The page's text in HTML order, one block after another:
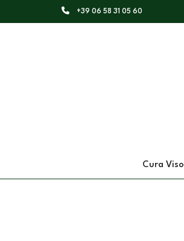
+39 06 58 31 05 60
Cura Viso